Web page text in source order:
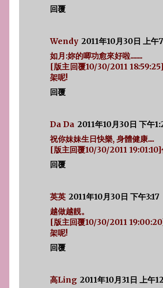
回覆
Wendy 2011年10月30日 上午
如月:妳的唧功愈來好啦........
[版主回覆10/30/2011
架呢!
回覆
Da Da 2011年10月30日 下午
祝你妹妹生日快樂, 身體健康....
[版主回覆10/30/2011
回覆
英英 2011年10月30日 下午3:17
越做越靚。
[版主回覆10/30/2011
架呢!
回覆
高Ling 2011年10月31日 上午